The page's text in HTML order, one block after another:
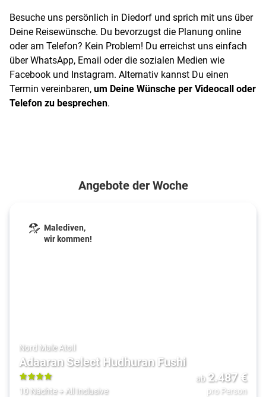
Besuche uns persönlich in Diedorf und sprich mit uns über
Deine Reisewünsche. Du bevorzugst die Planung online
oder am Telefon? Kein Problem! Du erreichst uns einfach
über WhatsApp, Email oder die sozialen Medien wie
Facebook und Instagram. Alternativ kannst Du einen
Termin vereinbaren,um Deine Wünsche per Videocall oder
Telefon zu besprechen.
Angebote der Woche
Malediven,
wir kommen!
Nord Male Atoll
Adaaran Select Hudhuran Fushi
4
10 Nächte+ All Inclusive
ab 2.487€
pro Person